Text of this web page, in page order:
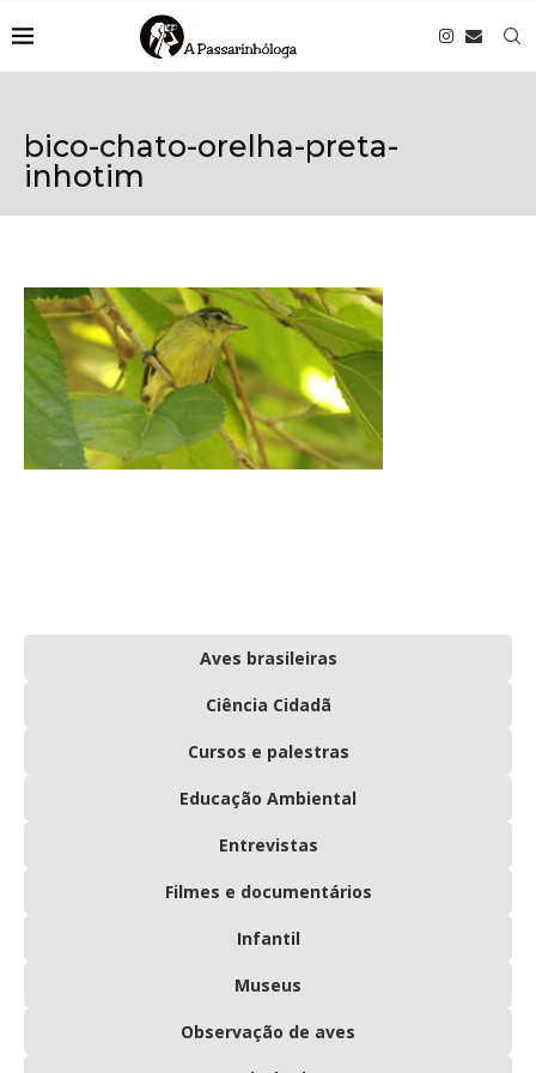
bico-chato-orelha-preta-
inhotim
Aves brasileiras
Ciência Cidadã
Cursos e palestras
Educação Ambiental
Entrevistas
Filmes e documentários
Infantil
Museus
Observação de aves